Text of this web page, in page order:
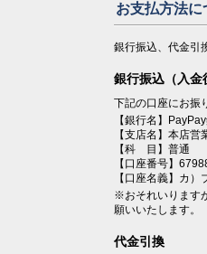
お支払方法に
銀行振込、代金引
銀行振込（入金
下記の口座にお振
【銀行名】
【支店名】本店営
【科 目】普通
【口座番号】
【口座名義】カ）
※おそれいります
願いいたします。
代金引換